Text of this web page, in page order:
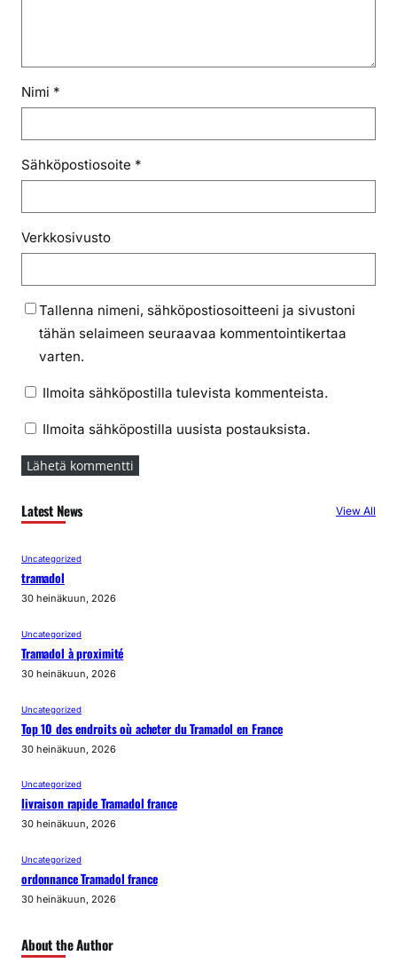
Nimi *
Sähköpostiosoite *
Verkkosivusto
Tallenna nimeni, sähköpostiosoitteeni ja sivustoni
tähän selaimeen seuraavaa kommentointikertaa
varten.
Ilmoita sähköpostilla tulevista kommenteista.
Ilmoita sähköpostilla uusista postauksista.
Latest News View All
Uncategorized
tramadol
30 heinäkuun, 2026
Uncategorized
Tramadol à proximité
30 heinäkuun, 2026
Uncategorized
Top 10 des endroits où acheter du Tramadol en France
30 heinäkuun, 2026
Uncategorized
livraison rapide Tramadol france
30 heinäkuun, 2026
Uncategorized
ordonnance Tramadol france
30 heinäkuun, 2026
About the Author